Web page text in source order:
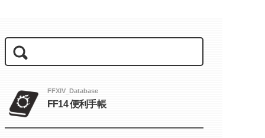
FFXIV_Database
FF14 便利手帳